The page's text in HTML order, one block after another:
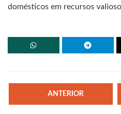
domésticos em recursos
ANTERIOR